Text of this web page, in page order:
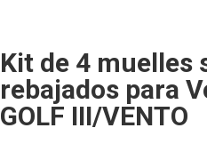
Kit de 4 muelles
rebajados para
GOLF III/VENTO